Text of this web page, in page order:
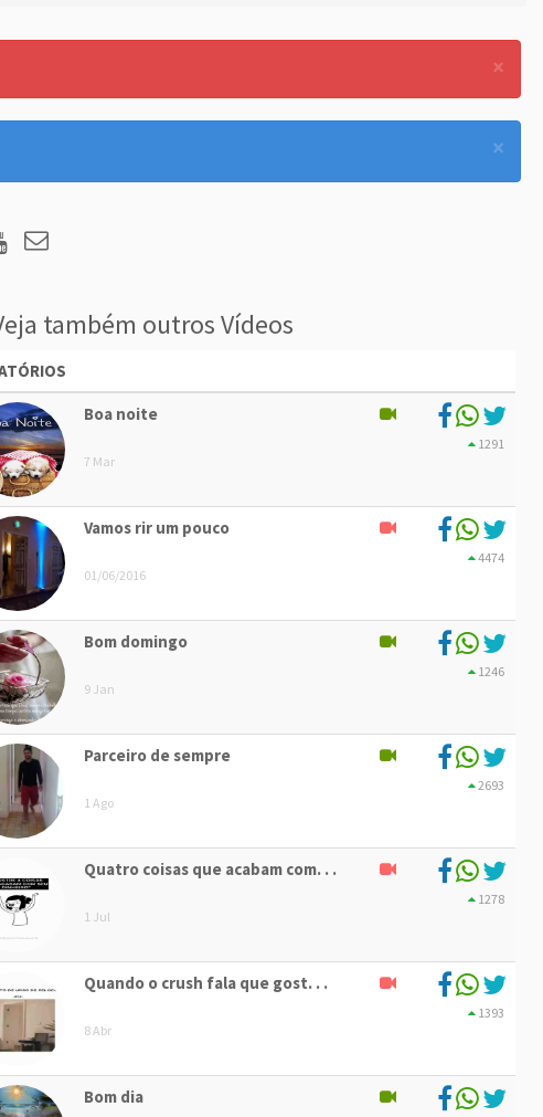
×
×
também outros Vídeos
Boa noite
7 Mar
1291
Vamos rir um pouco
01/06/2016
4474
Bom domingo
9 Jan
1246
Parceiro de sempre
1 Ago
2693
Quatro coisas que acabam com. . .
1 Jul
1278
Quando o crush fala que gost. . .
8 Abr
1393
Bom dia